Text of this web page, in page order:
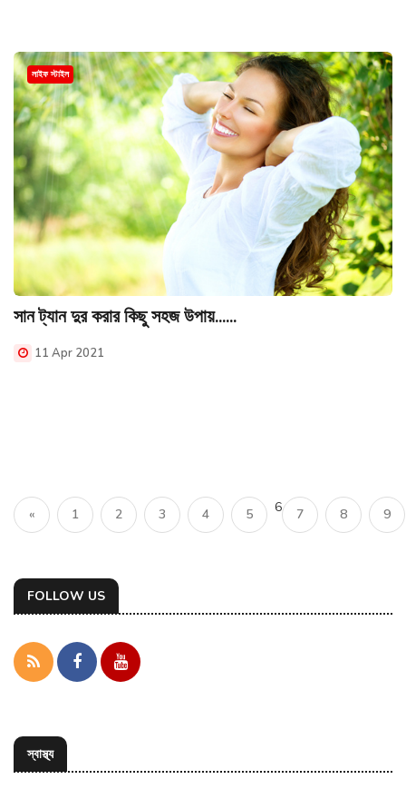
লাইফ স্টাইল
সান ট্যান দুর করার কিছু সহজ উপায়......
11 Apr 2021
« 1 2 3 4 5 6 7 8 9
FOLLOW US
স্বাস্থ্য